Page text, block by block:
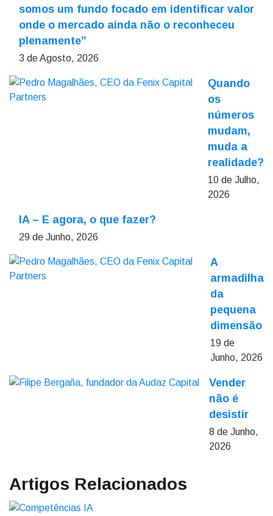
somos um fundo focado em identificar valor
onde o mercado ainda não o reconheceu
plenamente”
3 de Agosto, 2026
Quando
os
números
mudam,
muda a
realidade?
10 de Julho,
2026
IA – E agora, o que fazer?
29 de Junho, 2026
A
armadilha
da
pequena
dimensão
19 de
Junho, 2026
Vender
não é
desistir
8 de Junho,
2026
Artigos Relacionados